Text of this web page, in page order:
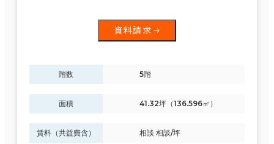
資料請求
階数 5階
面積 41.32坪（136.596㎡）
賃料（共益費含） 相談 相談/坪